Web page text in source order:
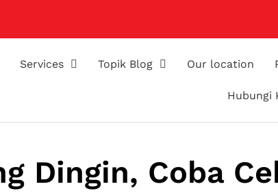
Services Topik Blog Our location
Hubungi
Dingin, Coba